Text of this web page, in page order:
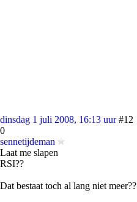
dinsdag 1 juli 2008, 16:13 uur #12
0
sennetijdeman
Laat me slapen
RSI??
Dat bestaat toch al lang niet meer??